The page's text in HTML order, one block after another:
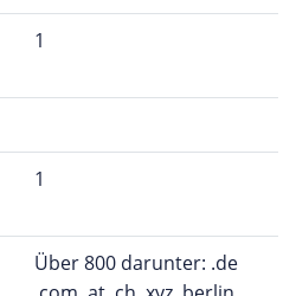
1
1
Über 800 darunter: .de